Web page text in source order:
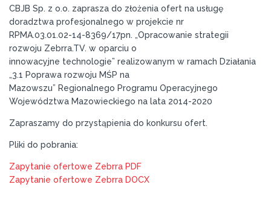
CBJB Sp. z o.o. zaprasza do złożenia ofert na usługę
doradztwa profesjonalnego w projekcie nr
RPMA.03.01.02-14-8369/17pn. „Opracowanie strategii
rozwoju Zebrra.TV. w oparciu o
innowacyjne technologie” realizowanym w ramach Działania
„3.1 Poprawa rozwoju MŚP na
Mazowszu” Regionalnego Programu Operacyjnego
Województwa Mazowieckiego na lata 2014-2020
Zapraszamy do przystąpienia do konkursu ofert.
Pliki do pobrania:
Zapytanie ofertowe Zebrra PDF
Zapytanie ofertowe Zebrra DOCX